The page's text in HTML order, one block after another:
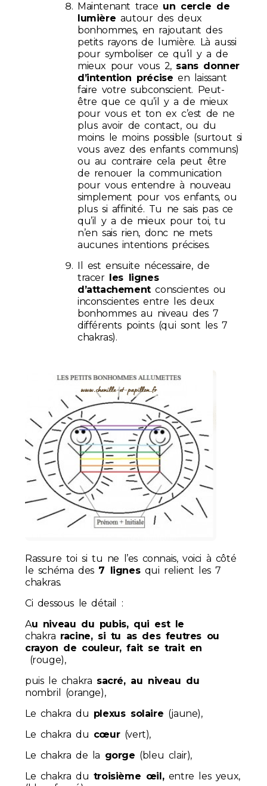
Maintenant trace un cercle de
lumière autour des deux
bonhommes, en rajoutant des
petits rayons de lumière. Là aussi
pour symboliser ce qu’il y a de
mieux pour vous 2, sans donner
d’intention précise en laissant
faire votre subconscient. Peut-
être que ce qu’il y a de mieux
pour vous et ton ex c’est de ne
plus avoir de contact, ou du
moins le moins possible (surtout si
vous avez des enfants communs)
ou au contraire cela peut être
de renouer la communication
pour vous entendre à nouveau
simplement pour vos enfants, ou
plus si affinité. Tu ne sais pas ce
qu’il y a de mieux pour toi, tu
n’en sais rien, donc ne mets
aucunes intentions précises.
Il est ensuite nécessaire, de
tracer
les lignes
d’attachementconscientes ou
inconscientes entre les deux
bonhommes au niveau des 7
différents points (qui sont les 7
chakras).
Rassure toi si tu ne l’es connais, voici à côté
le schéma des 7 lignesqui relient les 7
chakras.
Ci dessous le détail :
Au niveau du pubis, qui est le
chakra racine, si tu as des feutres ou
crayon de couleur, fait se trait en
(rouge),
puis le chakra sacré, au niveau du
nombril (orange),
Le chakra du plexus solaire (jaune),
Le chakra du cœur(vert),
Le chakra de la gorge (bleu clair),
Le chakra du troisième œil,entre les yeux,